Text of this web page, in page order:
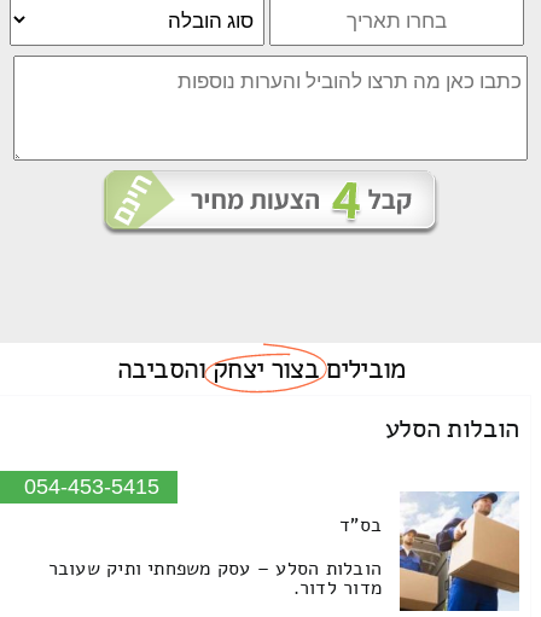
מוביליםבצור יצחקוהסביבה
הובלות הסלע
054-453-5415
בס"ד
הובלות הסלע – עסק משפחתי ותיק שעובר
מדור לדור.